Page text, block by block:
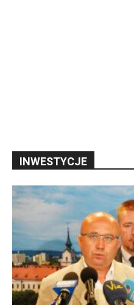
INWESTYCJE